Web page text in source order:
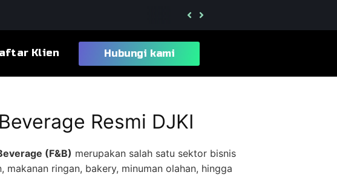
Berapa Lama Proses Daftar Merek Kelas
Klien Hubungi kami
Resmi DJKI
(F&B) merupakan salah satu sektor bisnis
ringan, bakery, minuman olahan, hingga